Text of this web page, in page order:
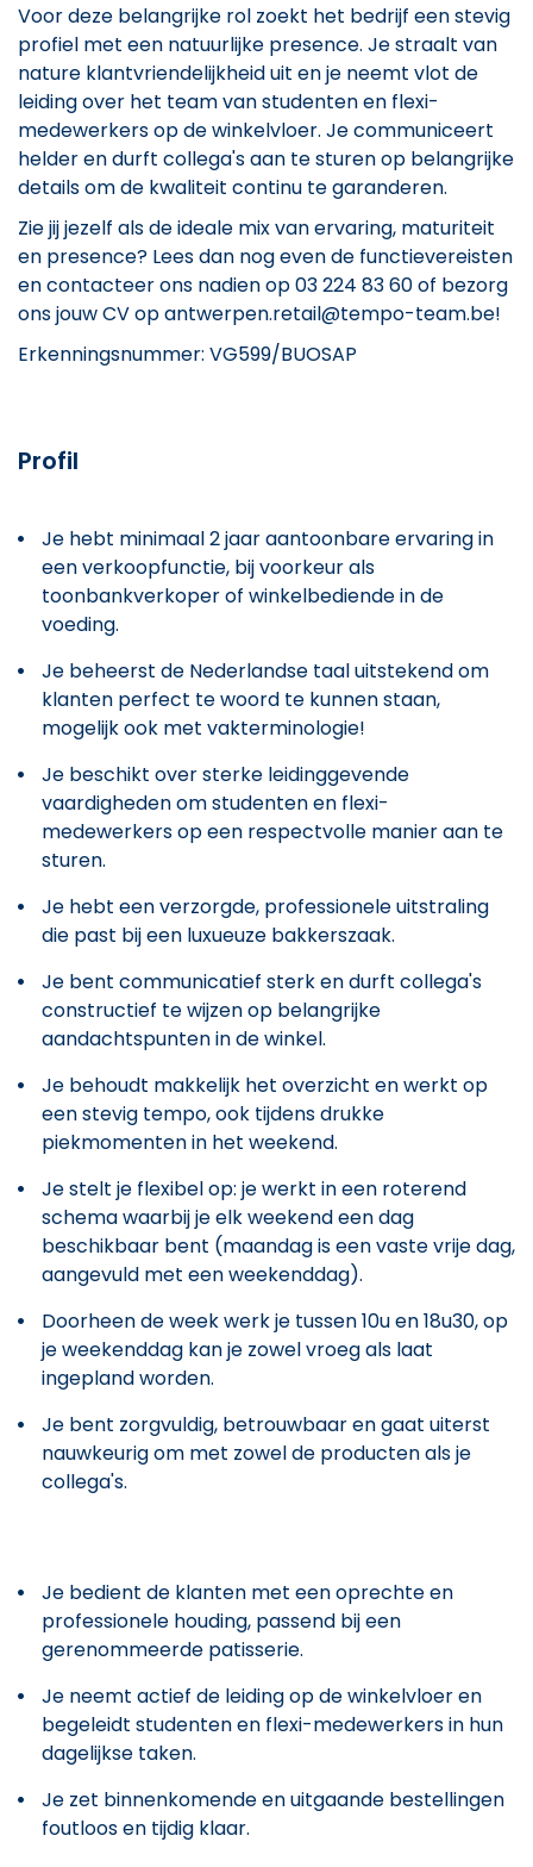
Voor deze belangrijke rol zoekt het bedrijf een stevig
profiel met een natuurlijke presence. Je straalt van
nature klantvriendelijkheid uit en je neemt vlot de
leiding over het team van studenten en flexi-
medewerkers op de winkelvloer. Je communiceert
helder en durft collega's aan te sturen op belangrijke
details om de kwaliteit continu te garanderen.
Zie jij jezelf als de ideale mix van ervaring, maturiteit
en presence? Lees dan nog even de functievereisten
en contacteer ons nadien op 03 224 83 60 of bezorg
ons jouw CV op antwerpen.retail@tempo-team.be!
Erkenningsnummer: VG599/BUOSAP
Profil
Je hebt minimaal 2 jaar aantoonbare ervaring in
een verkoopfunctie, bij voorkeur als
toonbankverkoper of winkelbediende in de
voeding.
Je beheerst de Nederlandse taal uitstekend om
klanten perfect te woord te kunnen staan,
mogelijk ook met vakterminologie!
Je beschikt over sterke leidinggevende
vaardigheden om studenten en flexi-
medewerkers op een respectvolle manier aan te
sturen.
Je hebt een verzorgde, professionele uitstraling
die past bij een luxueuze bakkerszaak.
Je bent communicatief sterk en durft collega's
constructief te wijzen op belangrijke
aandachtspunten in de winkel.
Je behoudt makkelijk het overzicht en werkt op
een stevig tempo, ook tijdens drukke
piekmomenten in het weekend.
Je stelt je flexibel op: je werkt in een roterend
schema waarbij je elk weekend een dag
beschikbaar bent (maandag is een vaste vrije dag,
aangevuld met een weekenddag).
Doorheen de week werk je tussen 10u en 18u30, op
je weekenddag kan je zowel vroeg als laat
ingepland worden.
Je bent zorgvuldig, betrouwbaar en gaat uiterst
nauwkeurig om met zowel de producten als je
collega's.
Je bedient de klanten met een oprechte en
professionele houding, passend bij een
gerenommeerde patisserie.
Je neemt actief de leiding op de winkelvloer en
begeleidt studenten en flexi-medewerkers in hun
dagelijkse taken.
Je zet binnenkomende en uitgaande bestellingen
foutloos en tijdig klaar.